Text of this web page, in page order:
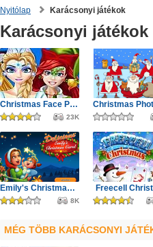
Nyitólap Karácsonyi játékok
Karácsonyi játékok
Christmas Face Painting
23K
Emily's Christmas Carol
8K
Freecell
MÉG TÖBB KARÁCSONYI